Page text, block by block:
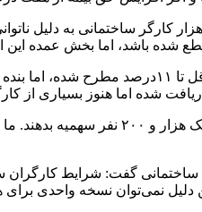
بازرس کارگران ساختمانی با بیان اینکه بیش
شده باشد، اما بخش عمده
وی ادامه داد: اخیراً صحبت از
شده اما هنوز بسیاری از
شیری بیان کرد: مثلا سال
ساختمانی گفت: شرایط
نمی‌توان نسخه واحدی برای